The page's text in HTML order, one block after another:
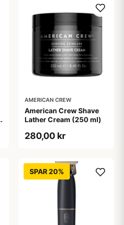
AMERICAN CREW
American Crew Shave
Lather Cream (250 ml)
280,00 kr
SPAR 20%